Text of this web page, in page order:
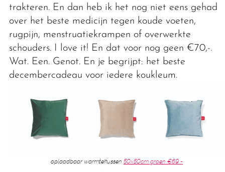
trakteren. En dan heb ik het nog niet eens gehad
over het beste medicijn tegen koude voeten,
rugpijn, menstruatiekrampen of overwerkte
schouders. I love it! En dat voor nog geen €70,-.
Wat. Een. Genot. En je begrijpt: het beste
decembercadeau voor iedere koukleum.
oplaadbaar warmtekussen50x50cm groen €69,-